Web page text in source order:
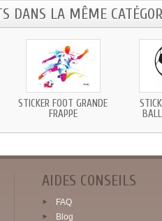
DANS LA MÊME
STICKER FOOT GRANDE
FRAPPE
AIDES CONSEILS
FAQ
Blog